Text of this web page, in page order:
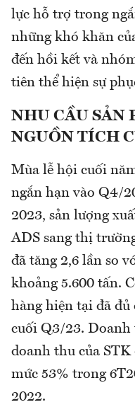
lực hỗ trợ trong
những khó khăn
đến hồi kết và
tiên thể hiện sự
NHU CẦU SẢN
NGUỒN TÍCH
Mùa lễ hội cuối
ngắn hạn vào Q4/
2023, sản lượng
ADS sang thị
đã tăng 2,6 lần so
khoảng 5.600 tấn.
hàng hiện tại đã đủ
cuối Q3/23.
doanh thu của
mức 53% trong
2022.